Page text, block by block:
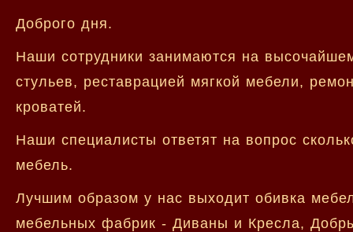
Доброго дня.
Наши сотрудники занимаются на
стульев, реставрацией мягкой мебели,
кроватей.
Наши специалисты ответят на вопрос
мебель.
Лучшим образом у нас выходит обивка
мебельных фабрик - Диваны и Кресла,